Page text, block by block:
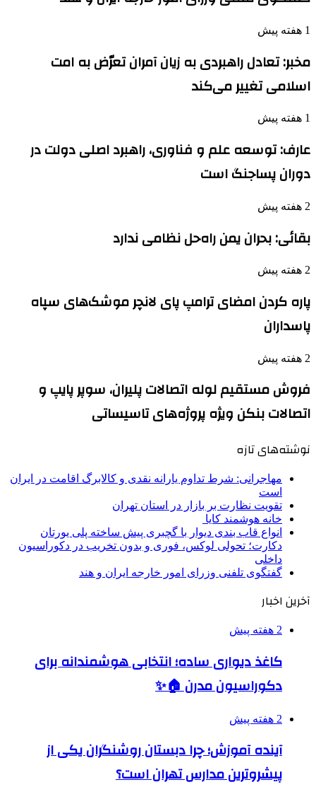
1 هفته پیش
مخبر: تعادل راهبردی به زیان آمران تعرّض به امت
اسلامی تغییر می‌کند
1 هفته پیش
عارف: توسعه علم و فناوری، راهبرد اصلی دولت در
دوران پساجنگ است
2 هفته پیش
بقائی: بحران یمن راه‌حل نظامی ندارد
2 هفته پیش
پاره کردن امضای ترامپ پای لانچر موشک‌های سپاه
پاسداران
2 هفته پیش
فروش مستقیم لوله اتصالات پلیران، سوپر پایپ و
اتصالات بنکن ویژه پروژه‌های تاسیساتی
نوشته‌های تازه
مهاجرانی: شرط تداوم یارانه نقدی و کالابرگ اقامت در ایران
است
تقویت نظارت بر بازار در استان تهران
خانه هوشمند کایا
انواع قاب بندی دیوار با گچبری پیش ساخته پلی یورتان
دکارت؛ تحولی لوکس، فوری و بدون تخریب در دکوراسیون
داخلی
گفتگوی تلفنی وزرای امور خارجه ایران و هند
آخرین اخبار
2 هفته پیش
کاغذ دیواری ساده؛ انتخابی هوشمندانه برای
دکوراسیون مدرن 🏠✨
2 هفته پیش
آینده آموزش؛ چرا دبستان روشنگران یکی از
پیشروترین مدارس تهران است؟